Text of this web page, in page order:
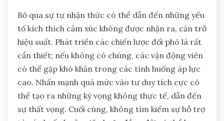
Bỏ qua sự tự nhận thức có thể dẫn đến những yếu
tố kích thích cảm xúc không được nhận ra, cản trở
hiệu suất. Phát triển các chiến lược đối phó là rất
cần thiết; nếu không có chúng, các vận động viên
có thể gặp khó khăn trong các tình huống áp lực
cao. Nhấn mạnh quá mức vào tư duy tích cực có
thể tạo ra những kỳ vọng không thực tế, dẫn đến
sự thất vọng. Cuối cùng, không tìm kiếm sự hỗ trợ